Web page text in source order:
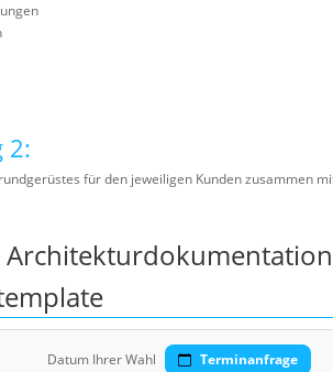
2:
für den jeweiligen Kunden zusammen
Datum Ihrer Wahl Terminanfrage